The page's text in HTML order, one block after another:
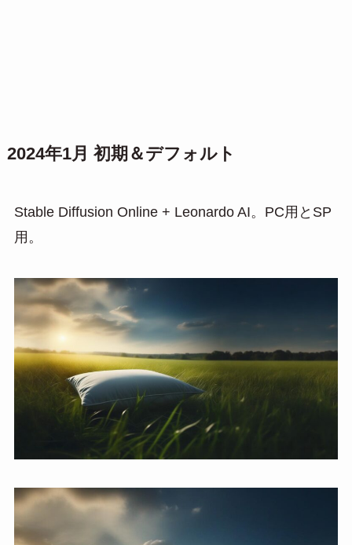
2024年1月 初期＆デフォルト
Stable Diffusion Online + Leonardo AI。PC用とSP
用。